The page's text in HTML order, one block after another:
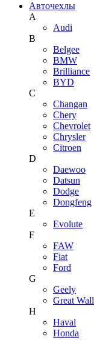
Авточехлы
A
Audi
B
Belgee
BMW
Brilliance
BYD
C
Changan
Chery
Chevrolet
Chrysler
Citroen
D
Daewoo
Datsun
Dodge
Dongfeng
E
Evolute
F
FAW
Fiat
Ford
G
Geely
Great Wall
H
Haval
Honda